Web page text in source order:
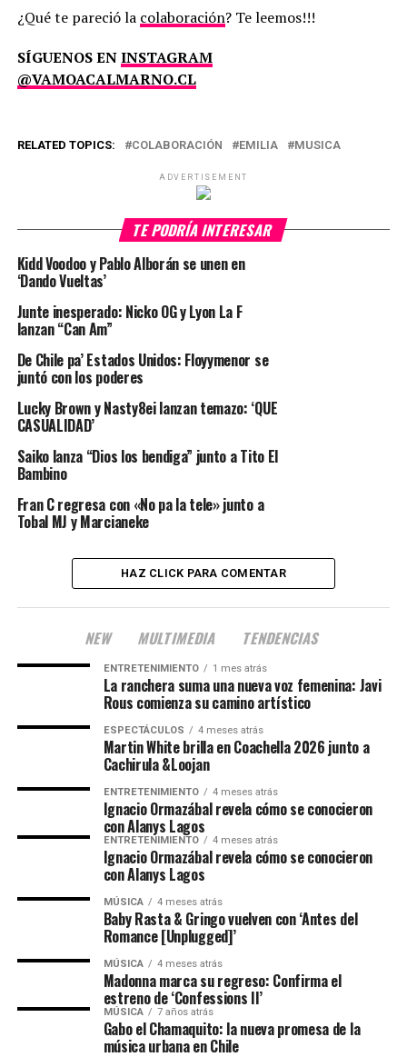
¿Qué te pareció la colaboración? Te leemos!!!
SÍGUENOS ENINSTAGRAM
@VAMOACALMARNO.CL
RELATED TOPICS: COLABORACIÓN EMILIA MUSICA
ADVERTISEMENT
TE PODRÍA INTERESAR
Kidd Voodoo y Pablo Alborán se unen en
‘Dando Vueltas’
Junte inesperado: Nicko OG y Lyon La F
lanzan “Can Am”
De Chile pa’ Estados Unidos: Floyymenor se
juntó con los poderes
Lucky Brown y Nasty8ei lanzan temazo: ‘QUE
CASUALIDAD’
Saiko lanza “Dios los bendiga” junto a Tito El
Bambino
Fran C regresa con «No pa la tele» junto a
Tobal MJ y Marcianeke
HAZ CLICK PARA COMENTAR
NEW MULTIMEDIA TENDENCIAS
ENTRETENIMIENTO 1 mes atrás
La ranchera suma una nueva voz femenina: Javi
Rous comienza su camino artístico
ESPECTÁCULOS 4 meses atrás
Martin White brilla en Coachella 2026 junto a
Cachirula &Loojan
ENTRETENIMIENTO 4 meses atrás
Ignacio Ormazábal revela cómo se conocieron
con Alanys Lagos
ENTRETENIMIENTO 4 meses atrás
Ignacio Ormazábal revela cómo se conocieron
con Alanys Lagos
MÚSICA 4 meses atrás
Baby Rasta & Gringo vuelven con ‘Antes del
Romance [Unplugged]’
MÚSICA 4 meses atrás
Madonna marca su regreso: Confirma el
estreno de ‘Confessions II’
MÚSICA 7 años atrás
Gabo el Chamaquito: la nueva promesa de la
música urbana en Chile